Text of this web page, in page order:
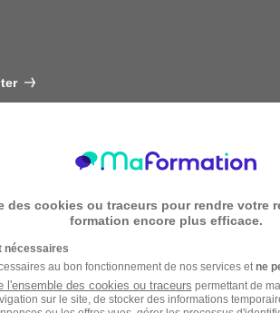
des cookies ou traceurs pour rendre votre
formation encore plus efficace.
nécessaires
au bon fonctionnement de nos services et ne
l'ensemble des cookies ou traceurs permettant de
sur le site, de stocker des informations